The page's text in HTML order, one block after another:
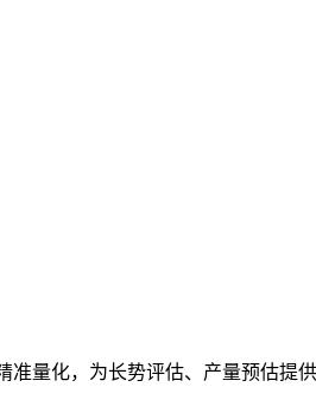
量化，为长势评估、产量预估提